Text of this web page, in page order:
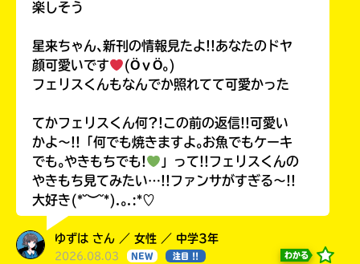
楽しそう
星来ちゃん､新刊の情報見たよ!!あなたのドヤ
顔可愛いです
(ӦｖӦ｡)
フェリスくんもなんでか照れてて可愛かった
てかフェリスくん何?!この前の返信!!可愛い
かよ〜!!「何でも焼きますよ｡お魚でもケーキ
でも｡やきもちでも!
」って!!フェリスくんの
やきもち見てみたい…!!ファンサがすぎる〜!!
大好き(*˘︶˘*).｡.:*♡
ゆずは さん ／ 女性 ／ 中学3年
2026.08.03 NEW 注目 !! わかる